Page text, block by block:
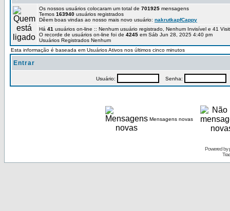
Os nossos usuários colocaram um total de 701925 mensagens
Temos 163940 usuários registrados
Dêem boas vindas ao nosso mais novo usuário: nakrutkapfCappy
Há 41 usuários on-line :: Nenhum usuário registrado, Nenhum Invisível e 41
O recorde de usuários on-line foi de 4245 em Sáb Jun 28, 2025 4:40 pm
Usuários Registrados Nenhum
Esta informação é baseada em Usuários Ativos nos últimos cinco minutos
Entrar
Usuário: Senha:
Mensagens novas
Powered by